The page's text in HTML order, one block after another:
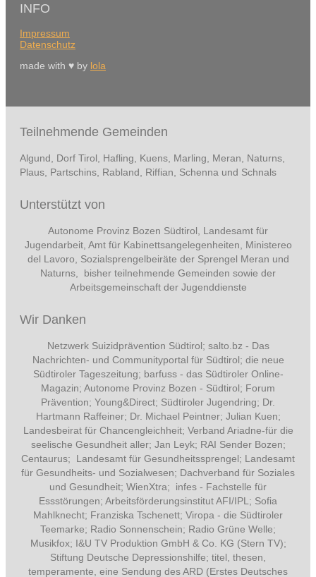
INFO
Impressum
Datenschutz
made with ♥ by lola
Teilnehmende Gemeinden
Algund, Dorf Tirol, Hafling, Kuens, Marling, Meran, Naturns,
Plaus, Partschins, Rabland, Riffian, Schenna und Schnals
Unterstützt von
Autonome Provinz Bozen Südtirol, Landesamt für
Jugendarbeit, Amt für Kabinettsangelegenheiten, Ministereo
del Lavoro, Sozialsprengelbeiräte der Sprengel Meran und
Naturns, bisher teilnehmende Gemeinden sowie der
Arbeitsgemeinschaft der Jugenddienste
Wir Danken
Netzwerk Suizidprävention Südtirol; salto.bz - Das
Nachrichten- und Communityportal für Südtirol; die neue
Südtiroler Tageszeitung; barfuss - das Südtiroler Online-
Magazin; Autonome Provinz Bozen - Südtirol; Forum
Prävention; Young&Direct; Südtiroler Jugendring; Dr.
Hartmann Raffeiner; Dr. Michael Peintner; Julian Kuen;
Landesbeirat für Chancengleichheit; Verband Ariadne-für die
seelische Gesundheit aller; Jan Leyk; RAI Sender Bozen;
Centaurus; Landesamt für Gesundheitssprengel; Landesamt
für Gesundheits- und Sozialwesen; Dachverband für Soziales
und Gesundheit; WienXtra; infes - Fachstelle für
Essstörungen; Arbeitsförderungsinstitut AFI/IPL; Sofia
Mahlknecht; Franziska Tschenett; Viropa - die Südtiroler
Teemarke; Radio Sonnenschein; Radio Grüne Welle;
Musikfox; I&U TV Produktion GmbH & Co. KG (Stern TV);
Stiftung Deutsche Depressionshilfe; titel, thesen,
temperamente, eine Sendung des ARD (Erstes Deutsches